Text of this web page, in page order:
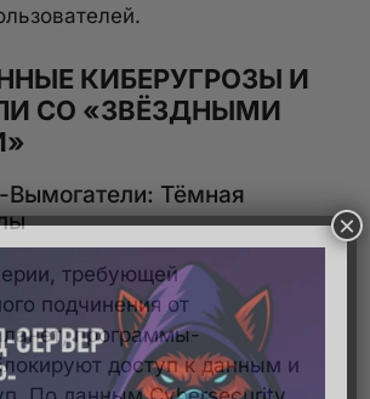
КИБЕРУГРОЗЫ И
СО «ЗВЁЗДНЫМИ
Тёмная
требующей
подчинения от
программы-
доступ к данным и
×